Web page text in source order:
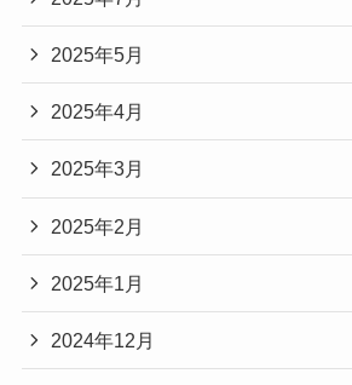
2025年5月
2025年4月
2025年3月
2025年2月
2025年1月
2024年12月